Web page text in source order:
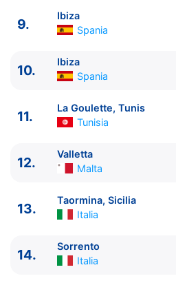
Ibiza Spania
10.
Ibiza Spania
Valletta
13.
Taormina, Sicilia
Civitavecchia, Roma
9.
Ibiza
Spania
10.
Ibiza
Spania
11.
La Goulette, Tunis
Tunisia
12.
Valletta
Malta
13.
Taormina, Sicilia
Italia
14.
Sorrento
Italia